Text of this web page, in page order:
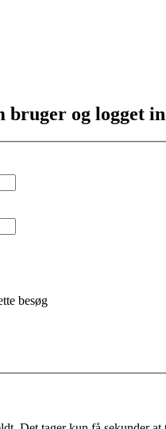
og logget
besøg